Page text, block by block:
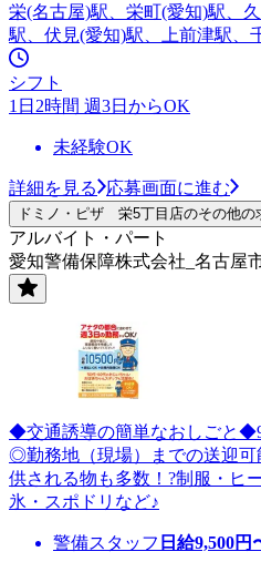
栄(名古屋)駅、栄町(愛知)駅、
駅、伏見(愛知)駅、上前津駅、
シフト
1日2時間 週3日からOK
未経験OK
詳細を見る 応募画面に進む
ドミノ・ピザ 栄5丁目店のその他の
アルバイト・パート
愛知警備保障株式会社_名古屋
◆交通誘導の簡単なおしごと
◎勤務地（現場）までの送迎
供される物も多数！?制服・ヒ
氷・スポドリなど♪
警備スタッフ 日給9,500円